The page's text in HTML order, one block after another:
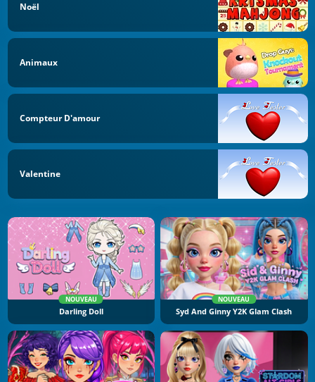
Noël
Animaux
Compteur D'amour
Valentine
NOUVEAU
Darling Doll
NOUVEAU
Syd And Ginny Y2K Glam Clash